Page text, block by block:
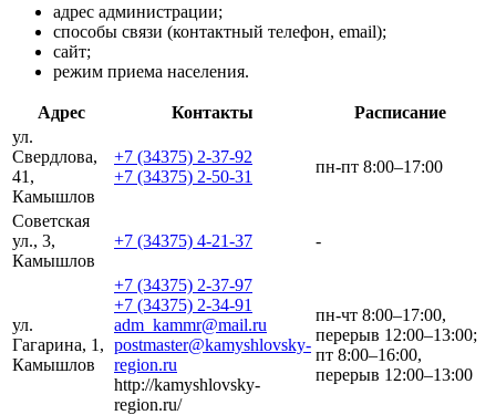
адрес администрации;
способы связи (контактный телефон, email);
сайт;
режим приема населения.
Адрес Контакты
Расписание
ул.
Свердлова,
41,
Камышлов
+7 (34375) 2-37-92
+7 (34375) 2-50-31
пн-пт 8:00–17:00
Советская
ул., 3,
Камышлов
+7 (34375) 4-21-37 -
ул.
Гагарина, 1,
Камышлов
+7 (34375) 2-37-97
+7 (34375) 2-34-91
adm_kammr@mail.ru
postmaster@kamyshlovsky-
region.ru
http://kamyshlovsky-
region.ru/
пн-чт 8:00–17:00,
перерыв 12:00–13:00;
пт 8:00–16:00,
перерыв 12:00–13:00